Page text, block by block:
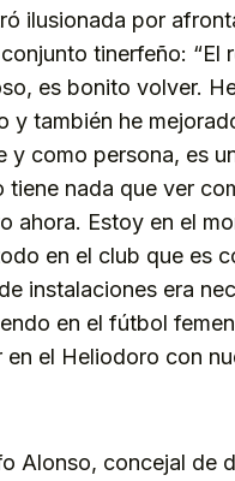
ilusionada por
tinerfeño: “El
es bonito volver.
y también he
y como persona, es
tiene nada que ver
ahora. Estoy en el
en el club que es
instalaciones era
en el fútbol
el Heliodoro con
Alonso, concejal de